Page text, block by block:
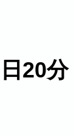
20分